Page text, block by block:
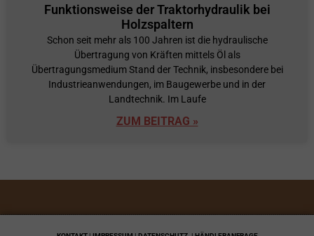
Funktionsweise der Traktorhydraulik bei
Holzspaltern
Schon seit mehr als 100 Jahren ist die hydraulische
Übertragung von Kräften mittels Öl als
Übertragungsmedium Stand der Technik, insbesondere bei
Industrieanwendungen, im Baugewerbe und in der
Landtechnik. Im Laufe
ZUM BEITRAG »